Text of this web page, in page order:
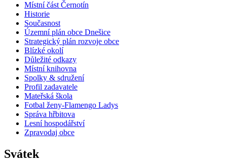
Místní část Černotín
Historie
Současnost
Územní plán obce Dnešice
Strategický plán rozvoje obce
Blízké okolí
Důležité odkazy
Místní knihovna
Spolky & sdružení
Profil zadavatele
Mateřská škola
Fotbal ženy-Flamengo Ladys
Správa hřbitova
Lesní hospodářství
Zpravodaj obce
Svátek